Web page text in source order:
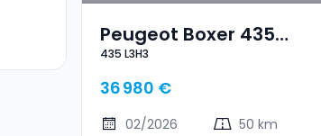
Peugeot Boxer 435
L3H3
435 L3H3
36 980 €
02/2026
50 km